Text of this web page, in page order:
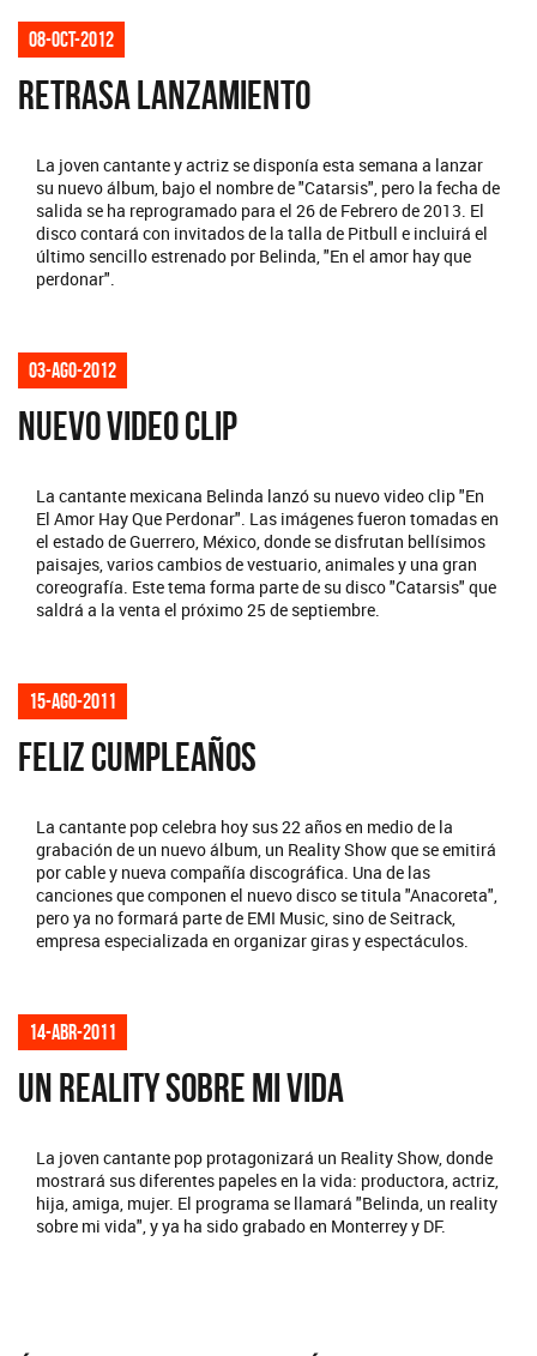
08-oct-2012
RETRASA LANZAMIENTO
La joven cantante y actriz se disponía esta semana a lanzar
su nuevo álbum, bajo el nombre de "Catarsis", pero la fecha de
salida se ha reprogramado para el 26 de Febrero de 2013. El
disco contará con invitados de la talla de Pitbull e incluirá el
último sencillo estrenado por Belinda, "En el amor hay que
perdonar".
03-ago-2012
NUEVO VIDEO CLIP
La cantante mexicana Belinda lanzó su nuevo video clip "En
El Amor Hay Que Perdonar". Las imágenes fueron tomadas en
el estado de Guerrero, México, donde se disfrutan bellísimos
paisajes, varios cambios de vestuario, animales y una gran
coreografía. Este tema forma parte de su disco "Catarsis" que
saldrá a la venta el próximo 25 de septiembre.
15-ago-2011
FELIZ CUMPLEAÑOS
La cantante pop celebra hoy sus 22 años en medio de la
grabación de un nuevo álbum, un Reality Show que se emitirá
por cable y nueva compañía discográfica. Una de las
canciones que componen el nuevo disco se titula "Anacoreta",
pero ya no formará parte de EMI Music, sino de Seitrack,
empresa especializada en organizar giras y espectáculos.
14-abr-2011
UN REALITY SOBRE MI VIDA
La joven cantante pop protagonizará un Reality Show, donde
mostrará sus diferentes papeles en la vida: productora, actriz,
hija, amiga, mujer. El programa se llamará "Belinda, un reality
sobre mi vida", y ya ha sido grabado en Monterrey y DF.